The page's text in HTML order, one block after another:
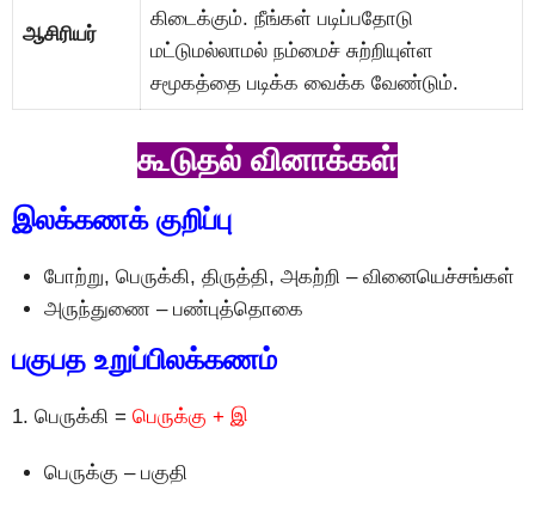
ஆசிரியர்
கிடைக்கும். நீங்கள் படிப்பதோடு
மட்டுமல்லாமல் நம்மைச் சுற்றியுள்ள
சமூகத்தை படிக்க வைக்க வேண்டும்.
கூடுதல் வினாக்கள்
இலக்கணக் குறிப்பு
போற்று, பெருக்கி, திருத்தி, அகற்றி – வினையெச்சங்கள்
அருந்துணை – பண்புத்தொகை
பகுபத உறுப்பிலக்கணம்
1. பெருக்கி = பெருக்கு + இ
பெருக்கு – பகுதி